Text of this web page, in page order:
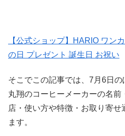
【公式ショップ】HARIO ワン
の日 プレゼント 誕生日 お祝い
そこでこの記事では、7月6日
丸翔のコーヒーメーカーの名
店・使い方や特徴・お取り寄
ます。